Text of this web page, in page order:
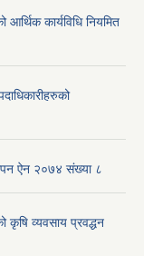
कार्यविधि नियमित
ऐन २०७४ संख्या ८
कृषि व्यवसाय प्रवद्धन